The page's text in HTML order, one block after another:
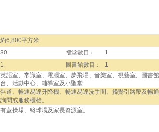
約6,800平方米
30 禮堂數目：
1
1 圖書館數目： 1
英語室、常識室、電腦室、夢飛場、音樂室、視藝室、圖書
台、活動中心、輔導室及小聖堂
斜道、暢通易達升降機、暢通易達洗手間、觸覺引路帶及暢
詢問或服務櫃枱。
有蓋操場、籃球場及家長資源室。